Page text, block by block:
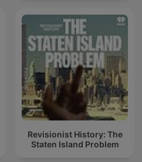
Revisionist History: The
Staten Island Problem